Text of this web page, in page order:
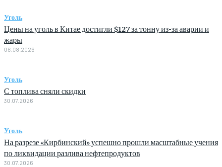
Уголь
Цены на уголь в Китае достигли $127 за тонну из-за аварии и
жары
06.08.2026
Уголь
С топлива сняли скидки
30.07.2026
Уголь
На разрезе «Кирбинский» успешно прошли масштабные учения
по ликвидации разлива нефтепродуктов
30.07.2026